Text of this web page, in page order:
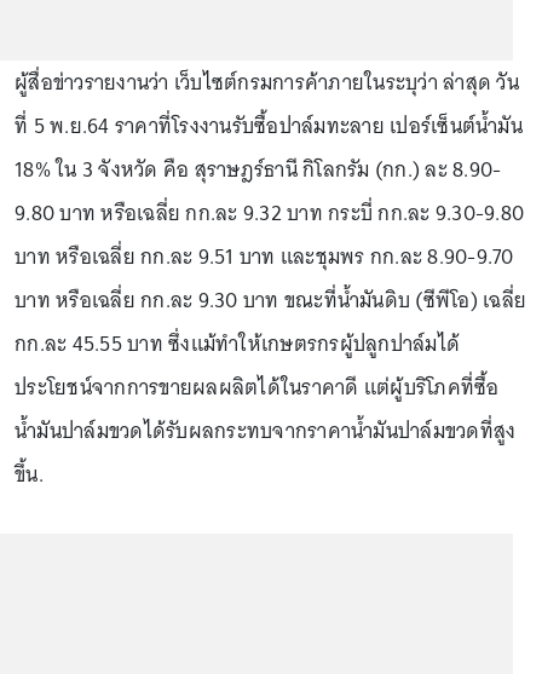
ผู้สื่อข่าวรายงานว่า เว็บไซต์กรมการค้าภายในระบุว่า ล่าสุด วัน
ที่ 5 พ.ย.64 ราคาที่โรงงานรับซื้อปาล์มทะลาย เปอร์เซ็นต์น้ำมัน
18% ใน 3 จังหวัด คือ สุราษฎร์ธานี กิโลกรัม (กก.) ละ 8.90-
9.80 บาท หรือเฉลี่ย กก.ละ 9.32 บาท กระบี่ กก.ละ 9.30-9.80
บาท หรือเฉลี่ย กก.ละ 9.51 บาท และชุมพร กก.ละ 8.90-9.70
บาท หรือเฉลี่ย กก.ละ 9.30 บาท ขณะที่น้ำมันดิบ (ซีพีโอ) เฉลี่ย
กก.ละ 45.55 บาท ซึ่งแม้ทำให้เกษตรกรผู้ปลูกปาล์มได้
ประโยชน์จากการขายผลผลิตได้ในราคาดี แต่ผู้บริโภคที่ซื้อ
น้ำมันปาล์มขวดได้รับผลกระทบจากราคาน้ำมันปาล์มขวดที่สูง
ขึ้น.